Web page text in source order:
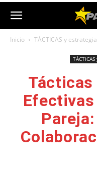
Inicio TÁCTICAS y